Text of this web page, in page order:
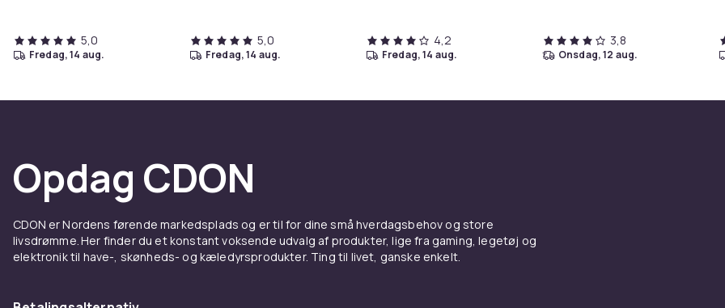
5,0
fredag, 14 aug.
5,0
fredag, 14 aug.
4,2
fredag, 14 aug.
3,8
onsdag, 12 aug.
Opdag CDON
CDON er Nordens førende markedsplads og er til for dine små hverdagsbehov og store
livsdrømme. Her finder du et konstant voksende udvalg af produkter, lige fra gaming, legetøj og
elektronik til have-, skønheds- og kæledyrsprodukter. Ting til livet, ganske enkelt.